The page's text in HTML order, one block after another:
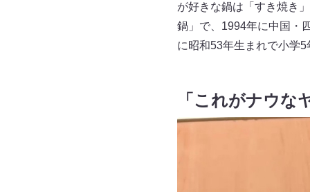
が好きな鍋は「すき焼き
鍋」で、1994年に中国・
に昭和53年生まれで小学
「これがナウな